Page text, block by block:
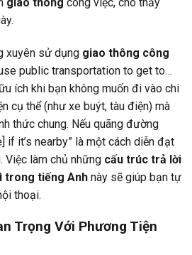
xuyên sử dụng giao thông công
public transportation to get to…
ích khi bạn không muốn đi vào chi
cụ thể (như xe buýt, tàu điện) mà
thức chung. Nếu quãng đường
if it’s nearby” là một cách diễn đạt
Việc làm chủ những cấu trúc trả lời
trong tiếng Anh này sẽ giúp bạn tự
thoại.
Trọng Với Phương Tiện